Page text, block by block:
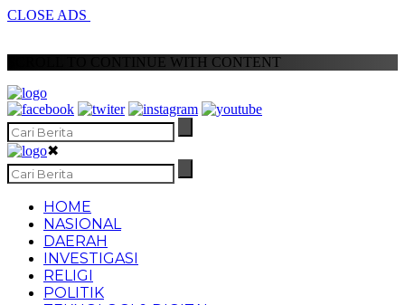
CLOSE ADS
SCROLL TO CONTINUE WITH CONTENT
✖
HOME
NASIONAL
DAERAH
INVESTIGASI
RELIGI
POLITIK